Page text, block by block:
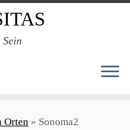
Orten » Sonoma2